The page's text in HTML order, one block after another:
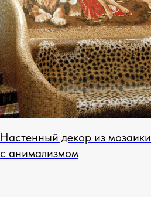
Настенный декор из мозаики
с анимализмом